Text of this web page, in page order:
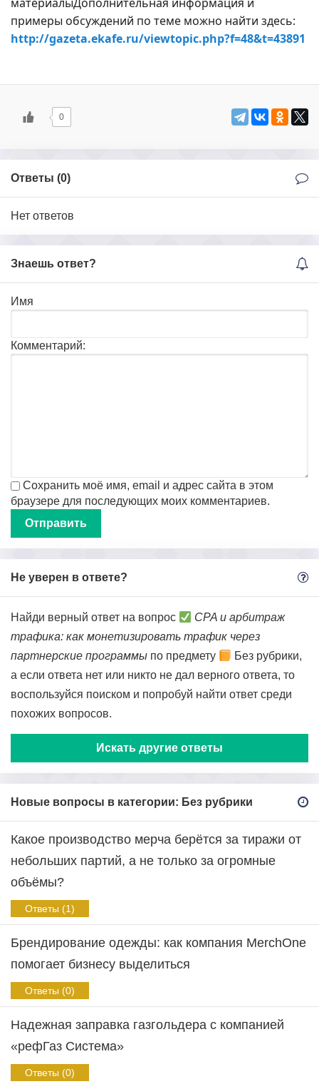
примеры обсуждений по теме можно найти здесь:
http://gazeta.ekafe.ru/viewtopic.php?f=48&t=43891
0
Ответы (0)
Нет ответов
Знаешь ответ?
Имя
Комментарий:
Сохранить моё имя, email и адрес сайта в этом
браузере для последующих моих комментариев.
Не уверен в ответе?
Найди верный ответ на вопрос
CPA и арбитраж
трафика: как монетизировать трафик через
партнерские программы по предмету
Без рубрики,
а если ответа нет или никто не дал верного ответа, то
воспользуйся поиском и попробуй найти ответ среди
похожих вопросов.
Искать другие ответы
Новые вопросы в категории: Без рубрики
Какое производство мерча берётся за тиражи от
небольших партий, а не только за огромные
объёмы?
Ответы (1)
Брендирование одежды: как компания MerchOne
помогает бизнесу выделиться
Ответы (0)
Надежная заправка газгольдера с компанией
«рефГаз Система»
Ответы (0)